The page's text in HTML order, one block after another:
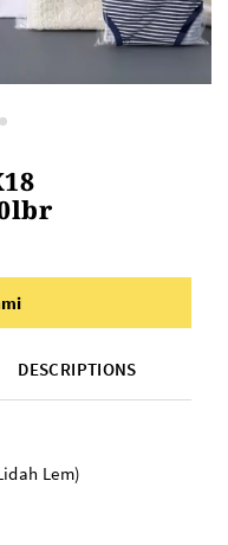
DESCRIPTIONS
Lem)